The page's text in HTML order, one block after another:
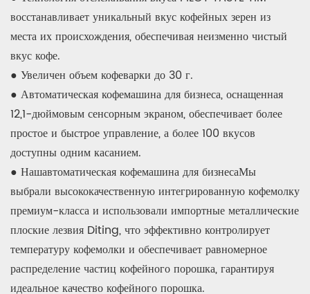
восстанавливает уникальный вкус кофейных зерен из
места их происхождения, обеспечивая неизменно чистый
вкус кофе.
● Увеличен объем кофеварки до 30 г.
● Автоматическая кофемашина для бизнеса, оснащенная
12,1-дюймовым сенсорным экраном, обеспечивает более
простое и быстрое управление, а более 100 вкусов
доступны одним касанием.
● Нашавтоматическая кофемашина для бизнесаМы
выбрали высококачественную интегрированную кофемолку
премиум-класса и использовали импортные металлические
плоские лезвия Diting, что эффективно контролирует
температуру кофемолки и обеспечивает равномерное
распределение частиц кофейного порошка, гарантируя
идеальное качество кофейного порошка.